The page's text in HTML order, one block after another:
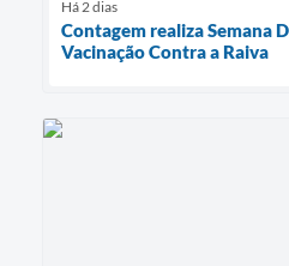
Há 2 dias
Contagem realiza Semana
Vacinação Contra a Raiva